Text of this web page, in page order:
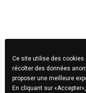
Ce site utilise des cookies
récolter des données
proposer une meilleure
En cliquant sur